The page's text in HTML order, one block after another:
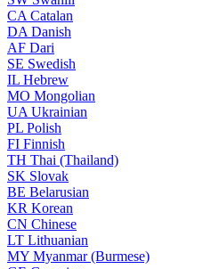
CA Catalan
DA Danish
AF Dari
SE Swedish
IL Hebrew
MO Mongolian
UA Ukrainian
PL Polish
FI Finnish
TH Thai (Thailand)
SK Slovak
BE Belarusian
KR Korean
CN Chinese
LT Lithuanian
MY Myanmar (Burmese)